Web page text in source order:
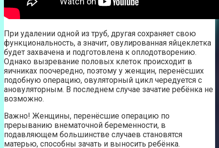
При удалении одной из труб, другая сохраняет свою
функциональность, а значит, овулированная яйцеклетка
будет захвачена и подготовлена к оплодотворению.
Однако вызревание половых клеток происходит в
яичниках поочередно, поэтому у женщин, перенёсших
подобную операцию, овуляторный цикл чередуется с
ановуляторным. В последнем случае зачатие ребёнка не
возможно.
Важно! Женщины, перенёсшие операцию по
прерыванию внематочной беременности, в
подавляющем большинстве случаев становятся
матерью, способны зачать и выносить ребёнка.